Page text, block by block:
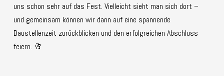
uns schon sehr auf das Fest. Vielleicht sieht man sich dort –
und gemeinsam können wir dann auf eine spannende
Baustellenzeit zurückblicken und den erfolgreichen Abschluss
feiern. 🥂